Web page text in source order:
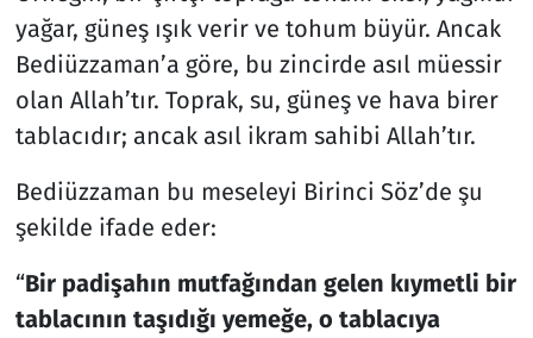
yağar, güneş ışık verir ve tohum büyür. Ancak
Bediüzzaman’a göre, bu zincirde asıl müessir
olan Allah’tır. Toprak, su, güneş ve hava birer
tablacıdır; ancak asıl ikram sahibi Allah’tır.
Bediüzzaman bu meseleyi Birinci Söz’de şu
şekilde ifade eder:
“Bir padişahın mutfağından gelen kıymetli bir
tablacının taşıdığı yemeğe, o tablacıya